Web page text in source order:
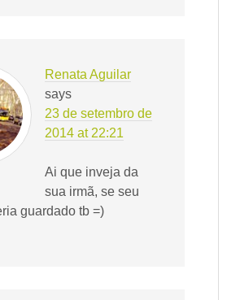
Renata Aguilar
says
23 de setembro de
2014 at 22:21
Ai que inveja da
sua irmã, se seu
guardado tb =)